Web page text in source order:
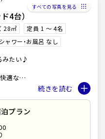
すべての写真を見る
4台）
28㎡
定員 1 〜 4名
シャワー・お風呂 なし
みたい♪
適な
ことはありません。
ので
だけます。
プラン